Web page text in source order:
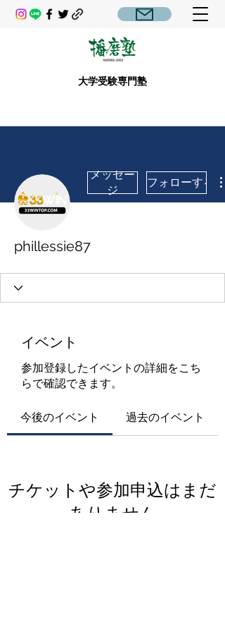
大学受験専門塾
メッセー
ジ
フォローする
phillessie87
イベント
参加登録したイベントの詳細をこち
らで確認できます。
今後のイベント 過去のイベント
チケットや参加申込はまだ
ありません